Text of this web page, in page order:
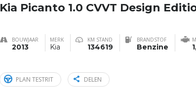
Kia Picanto 1.0 CVVT Design
BOUWJAAR
2013
MERK
Kia
KM STAND
134619
BRANDSTOF
Benzine
PLAN TESTRIT DELEN